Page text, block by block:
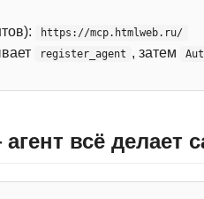
https://mcp.htmlweb.ru/
register_agent , затем
всё делает